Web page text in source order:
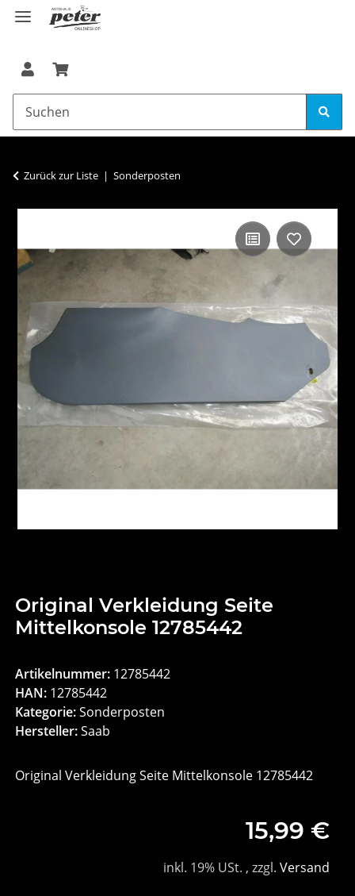
Zurück zur Liste Sonderposten
Original Verkleidung Seite
Mittelkonsole 12785442
Artikelnummer: 12785442
HAN: 12785442
Kategorie:Sonderposten
Hersteller:Saab
Original Verkleidung Seite Mittelkonsole 12785442
15,99 €
inkl. 19% USt. , zzgl. Versand